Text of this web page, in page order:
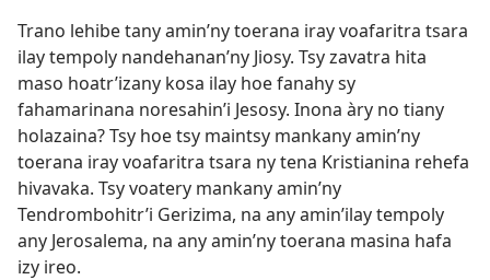
Trano lehibe tany amin’ny toerana iray voafaritra tsara
ilay tempoly nandehanan’ny Jiosy. Tsy zavatra hita
maso hoatr’izany kosa ilay hoe fanahy sy
fahamarinana noresahin’i Jesosy. Inona àry no tiany
holazaina? Tsy hoe tsy maintsy mankany amin’ny
toerana iray voafaritra tsara ny tena Kristianina rehefa
hivavaka. Tsy voatery mankany amin’ny
Tendrombohitr’i Gerizima, na any amin’ilay tempoly
any Jerosalema, na any amin’ny toerana masina hafa
izy ireo.